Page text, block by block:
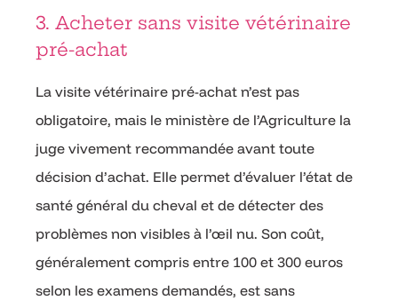
3. Acheter sans visite vétérinaire
pré-achat
La visite vétérinaire pré-achat n’est pas
obligatoire, mais le ministère de l’Agriculture la
juge vivement recommandée avant toute
décision d’achat. Elle permet d’évaluer l’état de
santé général du cheval et de détecter des
problèmes non visibles à l’œil nu. Son coût,
généralement compris entre 100 et 300 euros
selon les examens demandés, est sans